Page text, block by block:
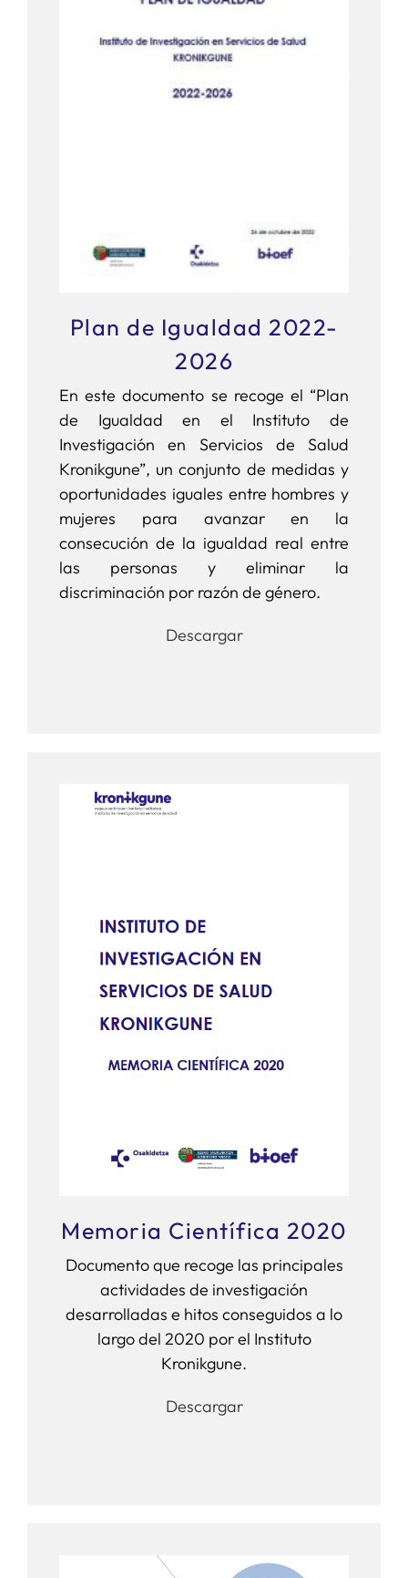
Plan de Igualdad 2022-
2026
En este documento se recoge el “Plan
de Igualdad en el Instituto de
Investigación en Servicios de Salud
Kronikgune”, un conjunto de medidas y
oportunidades iguales entre hombres y
mujeres para avanzar en la
consecución de la igualdad real entre
las personas y eliminar la
discriminación por razón de género.
Descargar
Memoria Científica 2020
Documento que recoge las principales
actividades de investigación
desarrolladas e hitos conseguidos a lo
largo del 2020 por el Instituto
Kronikgune.
Descargar